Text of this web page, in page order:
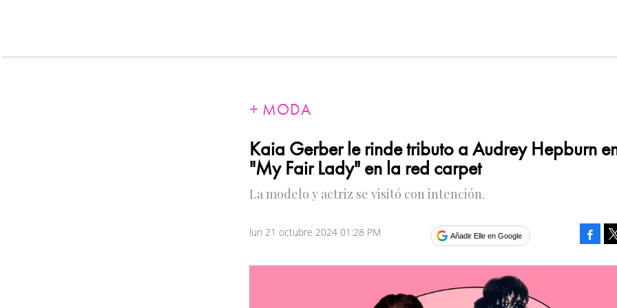
MODA
Kaia Gerber le rinde tributo a Audrey Hepburn
"My Fair Lady" en la red carpet
La modelo y actriz se visitó con intención.
lun 21 octubre 2024 01:28 PM Añadir Elle en Google